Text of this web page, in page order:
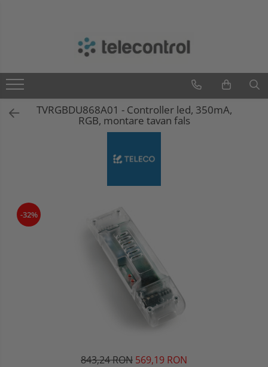
Teletask
Artsound
IntelightTVRGBDU868A01 - Controller led, 350mA,
RGB, montare tavan fals
-32%
843,24 RON 569,19 RON